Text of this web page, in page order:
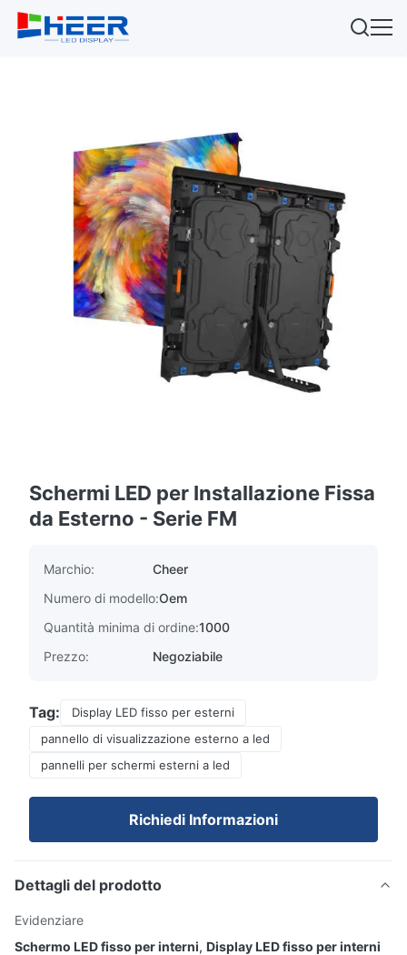
Schermi LED per Installazione Fissa
da Esterno - Serie FM
Marchio:
Cheer
Numero di modello:Oem
Quantità minima di ordine:1000
Prezzo:
Negoziabile
Tag:
Display LED fisso per esterni
pannello di visualizzazione esterno a led
pannelli per schermi esterni a led
Richiedi Informazioni
Dettagli del prodotto
Evidenziare
Schermo LED fisso per interni, Display LED fisso per interni